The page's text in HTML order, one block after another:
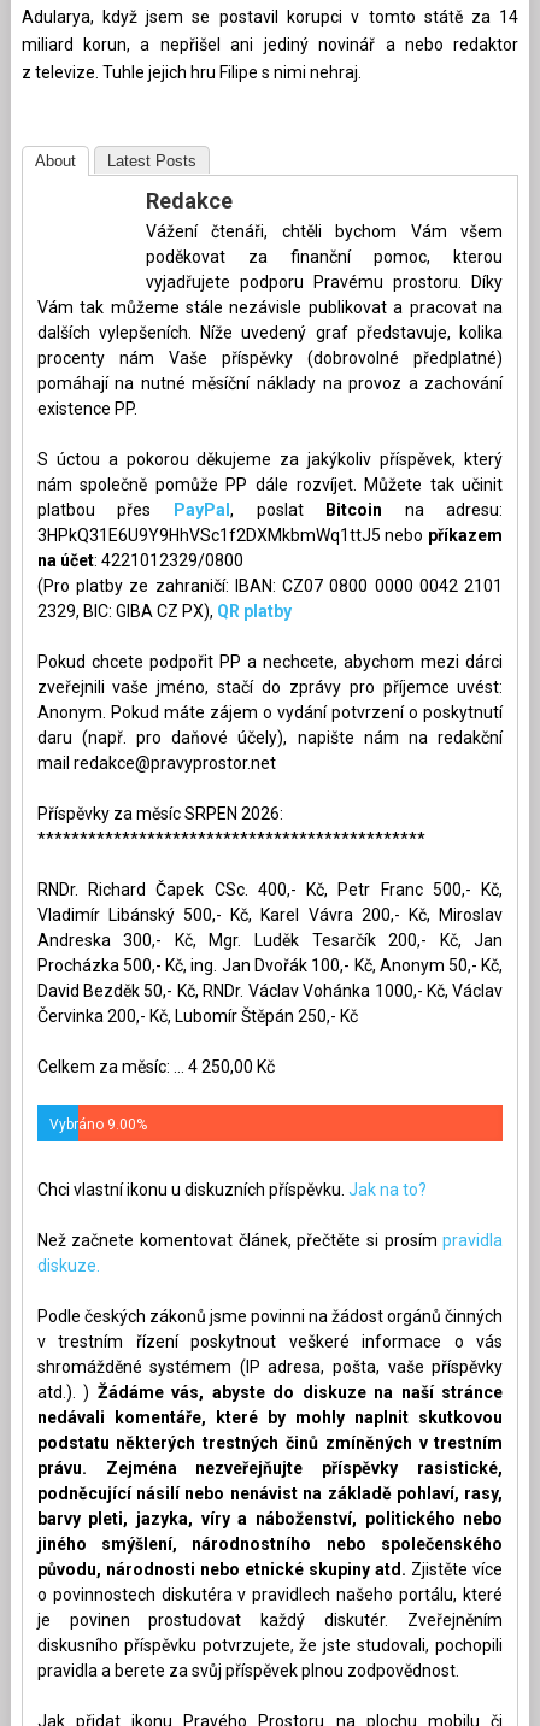
Adularya, když jsem se postavil korupci v tomto státě za 14
miliard korun, a nepřišel ani jediný novinář a nebo redaktor
z televize. Tuhle jejich hru Filipe s nimi nehraj.
About Latest Posts
Redakce
Vážení čtenáři, chtěli bychom Vám všem
poděkovat za finanční pomoc, kterou
vyjadřujete podporu Pravému prostoru. Díky
Vám tak můžeme stále nezávisle publikovat a pracovat na
dalších vylepšeních. Níže uvedený graf představuje, kolika
procenty nám Vaše příspěvky (dobrovolné předplatné)
pomáhají na nutné měsíční náklady na provoz a zachování
existence PP.
S úctou a pokorou děkujeme za jakýkoliv příspěvek, který
nám společně pomůže PP dále rozvíjet. Můžete tak učinit
platbou přes
PayPal, poslat Bitcoin na adresu:
3HPkQ31E6U9Y9HhVSc1f2DXMkbmWq1ttJ5 nebo příkazem
na účet: 4221012329/0800
(Pro platby ze zahraničí: IBAN: CZ07 0800 0000 0042 2101
2329, BIC: GIBA CZ PX), QR platby
Pokud chcete podpořit PP a nechcete, abychom mezi dárci
zveřejnili vaše jméno, stačí do zprávy pro příjemce uvést:
Anonym. Pokud máte zájem o vydání potvrzení o poskytnutí
daru (např. pro daňové účely), napište nám na redakční
mail redakce@pravyprostor.net
Příspěvky za měsíc SRPEN 2026:
**********************************************
RNDr. Richard Čapek CSc. 400,- Kč, Petr Franc 500,- Kč,
Vladimír Libánský 500,- Kč, Karel Vávra 200,- Kč, Miroslav
Andreska 300,- Kč, Mgr. Luděk Tesarčík 200,- Kč, Jan
Procházka 500,- Kč, ing. Jan Dvořák 100,- Kč, Anonym 50,- Kč,
David Bezděk 50,- Kč, RNDr. Václav Vohánka 1000,- Kč, Václav
Červinka 200,- Kč, Lubomír Štěpán 250,- Kč
Celkem za měsíc: ... 4 250,00 Kč
Vybráno 9.00%
Chci vlastní ikonu u diskuzních příspěvku. Jak na to?
Než začnete komentovat článek, přečtěte si prosímpravidla
diskuze.
Podle českých zákonů jsme povinni na žádost orgánů činných
v trestním řízení poskytnout veškeré informace o vás
shromážděné systémem (IP adresa, pošta, vaše příspěvky
atd.). ) Žádáme vás, abyste do diskuze na naší stránce
nedávali komentáře, které by mohly naplnit skutkovou
podstatu některých trestných činů zmíněných v trestním
právu. Zejména nezveřejňujte příspěvky rasistické,
podněcující násilí nebo nenávist na základě pohlaví, rasy,
barvy pleti, jazyka, víry a náboženství, politického nebo
jiného smýšlení, národnostního nebo společenského
původu, národnosti nebo etnické skupiny atd. Zjistěte více
o povinnostech diskutéra v pravidlech našeho portálu, které
je povinen prostudovat každý diskutér. Zveřejněním
diskusního příspěvku potvrzujete, že jste studovali, pochopili
pravidla a berete za svůj příspěvek plnou zodpovědnost.
Jak přidat ikonu Pravého Prostoru na plochu mobilu či